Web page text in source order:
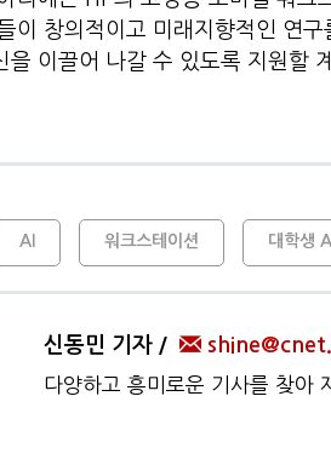
이 창의적이고 미래지향적인 연
을 이끌어 나갈 수 있도록 지원할
AI 워크스테이션 대학생
신동민 기자
다양하고 흥미로운 기사를 찾아